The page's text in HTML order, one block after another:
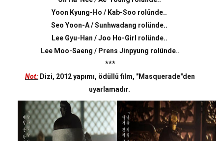
Yoon Kyung-Ho / Kab-Soo rolünde..
Seo Yoon-A / Sunhwadang rolünde..
Lee Gyu-Han / Joo Ho-Girl rolünde..
Lee Moo-Saeng / Prens Jinpyung rolünde..
***
Not: Dizi, 2012 yapımı, ödüllü film, "Masquerade"den
uyarlamadır.